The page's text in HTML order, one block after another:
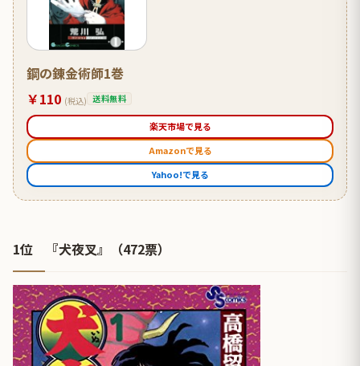
鋼の錬金術師1巻
￥110 (税込) 送料無料
楽天市場で見る
Amazonで見る
Yahoo!で見る
1位 『犬夜叉』（472票）